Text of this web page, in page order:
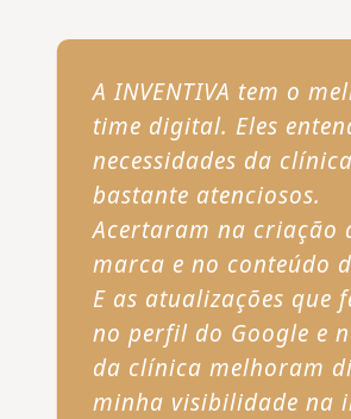
A INVENTIVA tem o
time digital. Eles
necessidades da
bastante atenciosos.
Acertaram na criação
marca e no conteúdo
E as atualizações que
no perfil do Google e
da clínica melhoram
minha visibilidade na